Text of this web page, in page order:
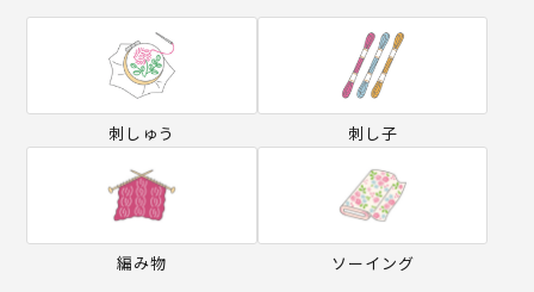
刺しゅう 刺し子
編み物 ソーイング